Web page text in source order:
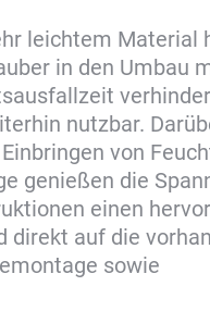
leichtem Material
in den Umbau
nutzbar.
von
genießen die
einen
direkt auf die
sowie